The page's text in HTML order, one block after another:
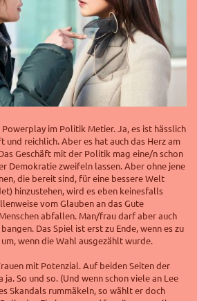
im Politik Metier. Ja, es ist hässlich
und reichlich. Aber es hat auch das Herz am
Geschäft mit der Politik mag eine/n schon
Demokratie zweifeln lassen. Aber ohne jene
die bereit sind, für eine bessere Welt
hinzustehen, wird es eben keinesfalls
vom Glauben an das Gute
abfallen. Man/frau darf aber auch
Das Spiel ist erst zu Ende, wenn es zu
wenn die Wahl ausgezählt wurde.
mit Potenzial. Auf beiden Seiten der
ja. So und so. (Und wenn schon viele an Lee
Skandals rummäkeln, so wählt er doch